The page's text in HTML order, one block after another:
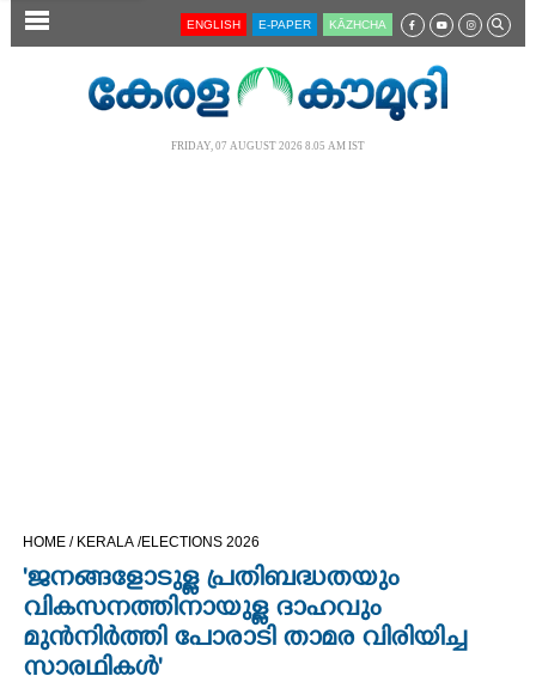
SECTIONS
OPINION
ENGLISH E-PAPER KĀZHCHA
FRIDAY, 07 AUGUST 2026 8.05 AM IST
HOME / KERALA /ELECTIONS 2026
'ജനങ്ങളോടുള്ള പ്രതിബദ്ധതയും
വികസനത്തിനായുള്ള ദാഹവും
മുൻനിർത്തി പോരാടി താമര വിരിയിച്ച
സാരഥികൾ'